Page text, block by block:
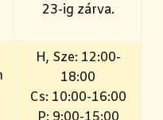
23-ig zárva.
H, Sze: 12:00-
18:00
Cs: 10:00-16:00